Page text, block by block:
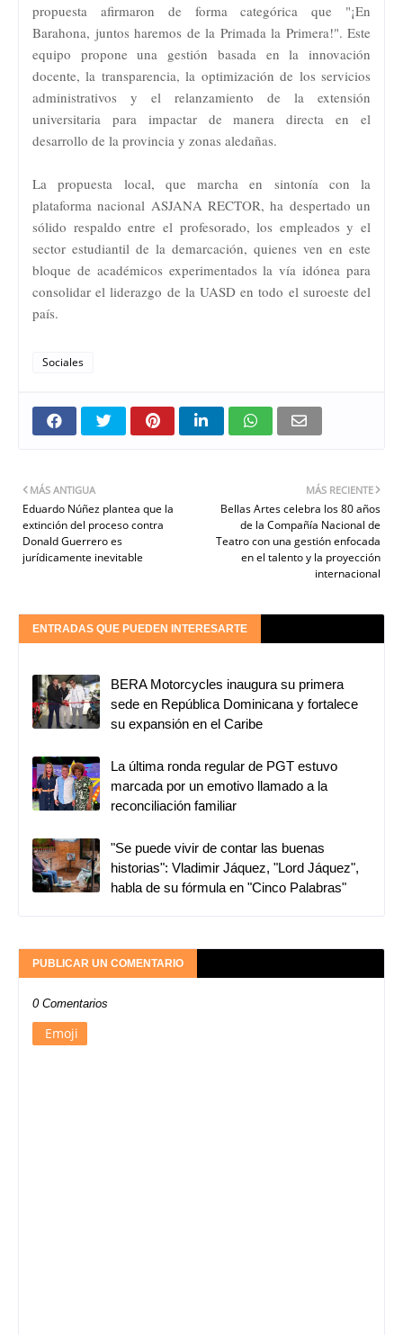
propuesta afirmaron de forma categórica que "¡En
Barahona, juntos haremos de la Primada la Primera!". Este
equipo propone una gestión basada en la innovación
docente, la transparencia, la optimización de los servicios
administrativos y el relanzamiento de la extensión
universitaria para impactar de manera directa en el
desarrollo de la provincia y zonas aledañas.
La propuesta local, que marcha en sintonía con la
plataforma nacional ASJANA RECTOR, ha despertado un
sólido respaldo entre el profesorado, los empleados y el
sector estudiantil de la demarcación, quienes ven en este
bloque de académicos experimentados la vía idónea para
consolidar el liderazgo de la UASD en todo el suroeste del
país.
Sociales
MÁS RECIENTE
Bellas Artes celebra los 80 años
de la Compañía Nacional de
Teatro con una gestión enfocada
en el talento y la proyección
internacional
MÁS ANTIGUA
Eduardo Núñez plantea que la
extinción del proceso contra
Donald Guerrero es
jurídicamente inevitable
ENTRADAS QUE PUEDEN INTERESARTE
BERA Motorcycles inaugura su primera
sede en República Dominicana y fortalece
su expansión en el Caribe
La última ronda regular de PGT estuvo
marcada por un emotivo llamado a la
reconciliación familiar
"Se puede vivir de contar las buenas
historias": Vladimir Jáquez, "Lord Jáquez",
habla de su fórmula en "Cinco Palabras"
PUBLICAR UN COMENTARIO
0 Comentarios
Emoji